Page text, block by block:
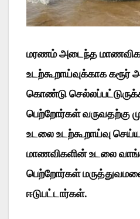
மரணம் அடைந்த
உடற்கூறாய்வுக்காக கரூர்
கொண்டு
பெற்றோர்கள் வருவதற்கு
உடலை உடற்கூறாய்வு
மாணவிகளின் உடலை
பெற்றோர்கள்
ஈடுபட்டார்கள்.